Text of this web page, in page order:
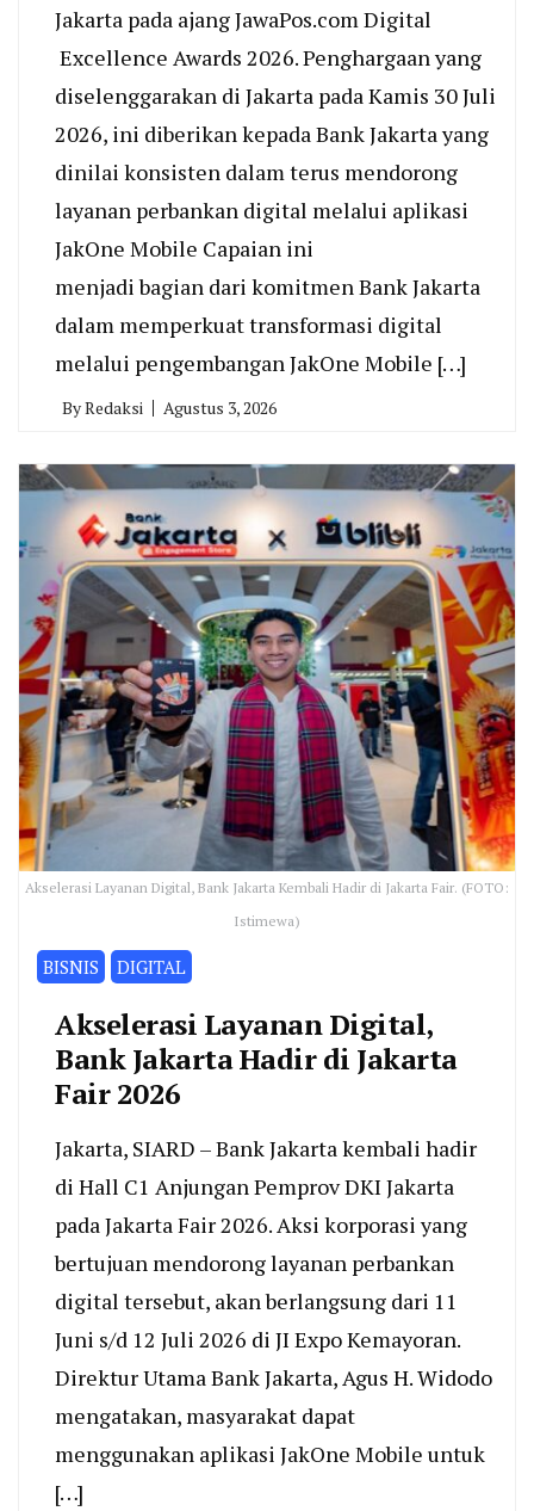
Jakarta pada ajang JawaPos.com Digital
Excellence Awards 2026. Penghargaan yang
diselenggarakan di Jakarta pada Kamis 30 Juli
2026, ini diberikan kepada Bank Jakarta yang
dinilai konsisten dalam terus mendorong
layanan perbankan digital melalui aplikasi
JakOne Mobile Capaian ini
menjadi bagian dari komitmen Bank Jakarta
dalam memperkuat transformasi digital
melalui pengembangan JakOne Mobile […]
ByRedaksi Agustus 3, 2026
Akselerasi Layanan Digital, Bank Jakarta Kembali Hadir di Jakarta Fair. (FOTO:
Istimewa)
BISNIS DIGITAL
Akselerasi Layanan Digital,
Bank Jakarta Hadir di Jakarta
Fair 2026
Jakarta, SIARD – Bank Jakarta kembali hadir
di Hall C1 Anjungan Pemprov DKI Jakarta
pada Jakarta Fair 2026. Aksi korporasi yang
bertujuan mendorong layanan perbankan
digital tersebut, akan berlangsung dari 11
Juni s/d 12 Juli 2026 di JI Expo Kemayoran.
Direktur Utama Bank Jakarta, Agus H. Widodo
mengatakan, masyarakat dapat
menggunakan aplikasi JakOne Mobile untuk
[…]